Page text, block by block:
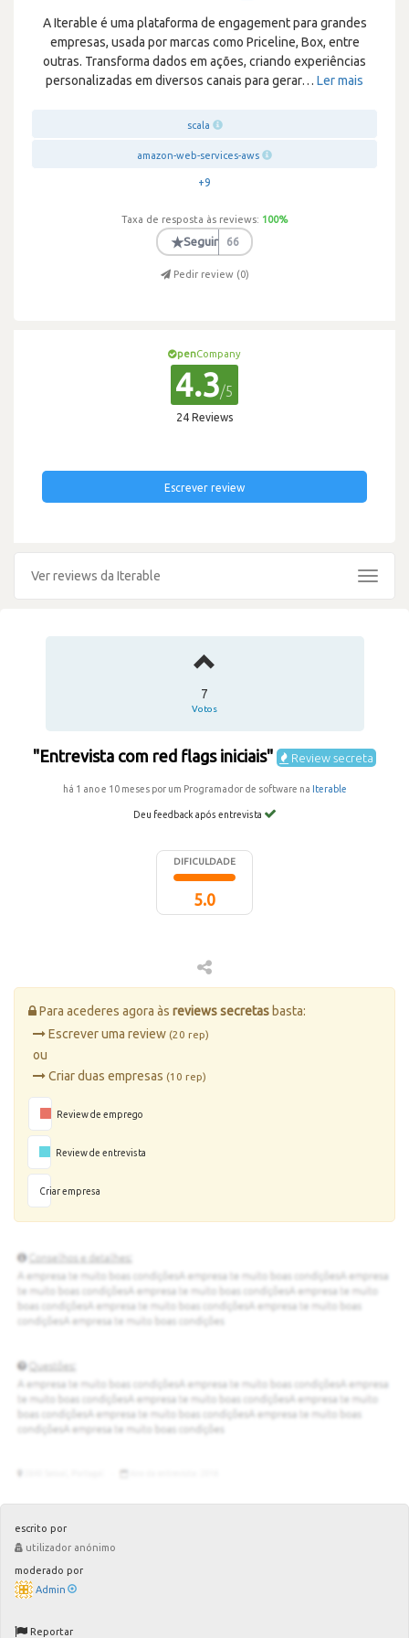
A Iterable é uma plataforma de engagement para grandes
empresas, usada por marcas como Priceline, Box, entre
outras. Transforma dados em ações, criando experiências
personalizadas em diversos canais para gerar… Ler mais
scala
amazon-web-services-aws
+9
Taxa de resposta às reviews: 100%
★Seguir 66
Pedir review (0)
penCompany
4.3/5
24 Reviews
Escrever review
Ver reviews da Iterable
Toggle
7
Votos
"Entrevista com red flags iniciais" Review secreta
há 1 ano e 10 meses por um Programador de software na Iterable
Deu feedback após entrevista
DIFICULDADE
5.0
Para acederes agora às reviews secretas basta:
Escrever uma review (20 rep)
ou
Criar duas empresas (10 rep)
Review de emprego
Review de entrevista
Criar empresa
escrito por
utilizador anónimo
moderado por
Admin
Reportar